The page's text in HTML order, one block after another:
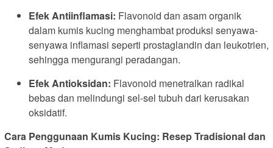
Efek Antiinflamasi: Flavonoid dan asam organik
dalam kumis kucing menghambat produksi senyawa-
senyawa inflamasi seperti prostaglandin dan leukotrien,
sehingga mengurangi peradangan.
Efek Antioksidan: Flavonoid menetralkan radikal
bebas dan melindungi sel-sel tubuh dari kerusakan
oksidatif.
Cara Penggunaan Kumis Kucing: Resep Tradisional dan